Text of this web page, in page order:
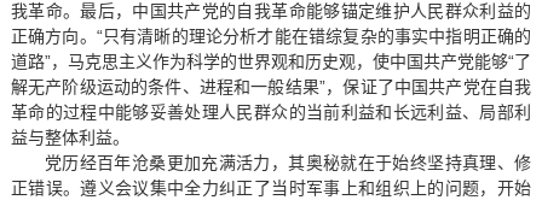
我革命。最后，中国共产党的自我革命能够锚定维护人民群众利益的
正确方向。“只有清晰的理论分析才能在错综复杂的事实中指明正确的
道路”，马克思主义作为科学的世界观和历史观，使中国共产党能够“了
解无产阶级运动的条件、进程和一般结果”，保证了中国共产党在自我
革命的过程中能够妥善处理人民群众的当前利益和长远利益、局部利
益与整体利益。
党历经百年沧桑更加充满活力，其奥秘就在于始终坚持真理、修
正错误。遵义会议集中全力纠正了当时军事上和组织上的问题，开始